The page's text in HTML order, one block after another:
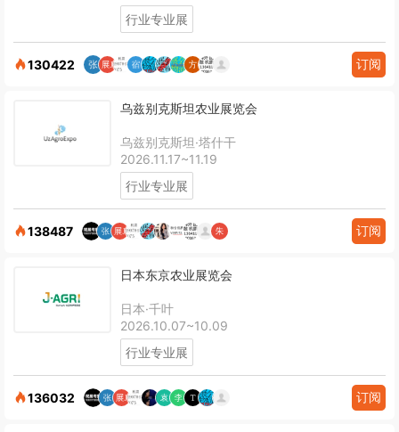
行业专业展
130422 订阅
乌兹别克斯坦农业展览会
乌兹别克斯坦·塔什干
2026.11.17~11.19
行业专业展
138487 订阅
日本东京农业展览会
日本·千叶
2026.10.07~10.09
行业专业展
136032 订阅